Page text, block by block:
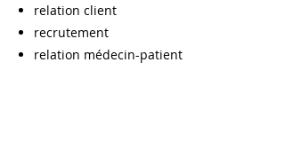
relation client
recrutement
relation médecin-patient